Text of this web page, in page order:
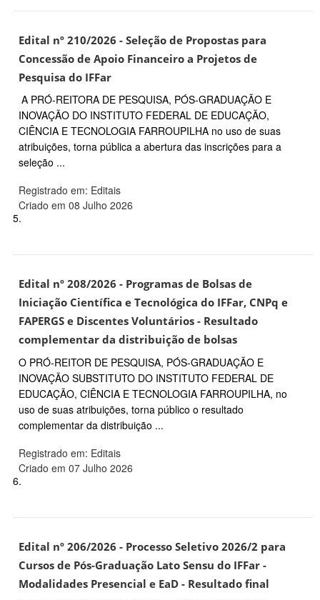
Edital nº 210/2026 - Seleção de Propostas para
Concessão de Apoio Financeiro a Projetos de
Pesquisa do IFFar
A PRÓ-REITORA DE PESQUISA, PÓS-GRADUAÇÃO E
INOVAÇÃO DO INSTITUTO FEDERAL DE EDUCAÇÃO,
CIÊNCIA E TECNOLOGIA FARROUPILHA no uso de suas
atribuições, torna pública a abertura das inscrições para a
seleção ...
Registrado em: Editais
Criado em 08 Julho 2026
5.
Edital nº 208/2026 - Programas de Bolsas de
Iniciação Científica e Tecnológica do IFFar, CNPq e
FAPERGS e Discentes Voluntários - Resultado
complementar da distribuição de bolsas
O PRÓ-REITOR DE PESQUISA, PÓS-GRADUAÇÃO E
INOVAÇÃO SUBSTITUTO DO INSTITUTO FEDERAL DE
EDUCAÇÃO, CIÊNCIA E TECNOLOGIA FARROUPILHA, no
uso de suas atribuições, torna público o resultado
complementar da distribuição ...
Registrado em: Editais
Criado em 07 Julho 2026
6.
Edital nº 206/2026 - Processo Seletivo 2026/2 para
Cursos de Pós-Graduação Lato Sensu do IFFar -
Modalidades Presencial e EaD - Resultado final